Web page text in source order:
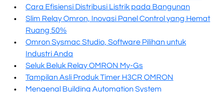
Cara Efisiensi Distribusi Listrik pada Bangunan
Slim Relay Omron, Inovasi Panel Control yang Hemat
Ruang 50%
Omron Sysmac Studio, Software Pilihan untuk
Industri Anda
Seluk Beluk Relay OMRON My-Gs
Tampilan Asli Produk Timer H3CR OMRON
Mengenal Building Automation System